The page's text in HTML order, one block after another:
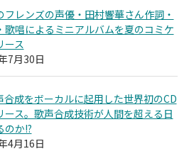
フレンズの声優・田村響華さん作詞・
歌唱によるミニアルバムを夏のコミケ
ース
7月30日
合成をボーカルに起用した世界初のCD
ース。歌声合成技術が人間を超える日
のか!?
4月16日